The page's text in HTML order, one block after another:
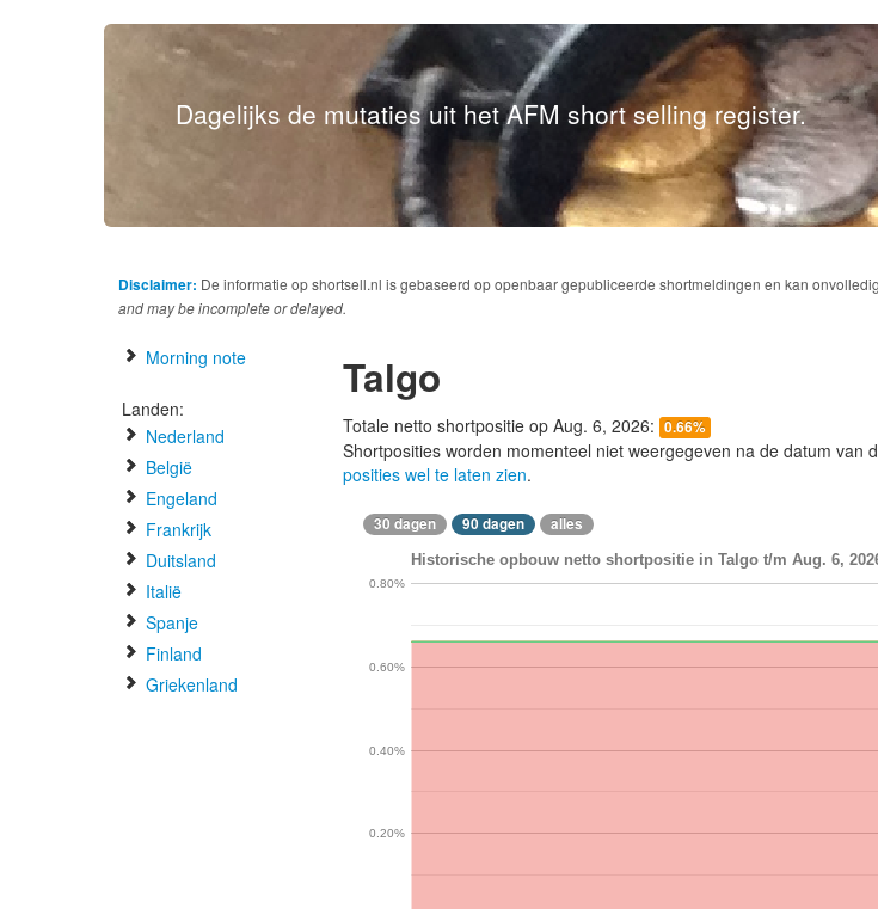
Dagelijks de mutaties uit het AFM short selling register.
Disclaimer: De informatie op shortsell.nl is gebaseerd op openbaar gepubliceerde shortmeldingen en kan
and may be incomplete or delayed.
Morning note
Landen:
Nederland
België
Engeland
Frankrijk
Duitsland
Italië
Spanje
Finland
Griekenland
Talgo
Totale netto shortpositie op Aug. 6, 2026: 0.66%
Shortposities worden momenteel niet weergegeven na de datum van
posities wel te laten zien.
30 dagen 90 dagen alles
Historische opbouw netto shortpositie in Talgo t/m Aug. 6,
0.20%
0.40%
0.60%
0.80%